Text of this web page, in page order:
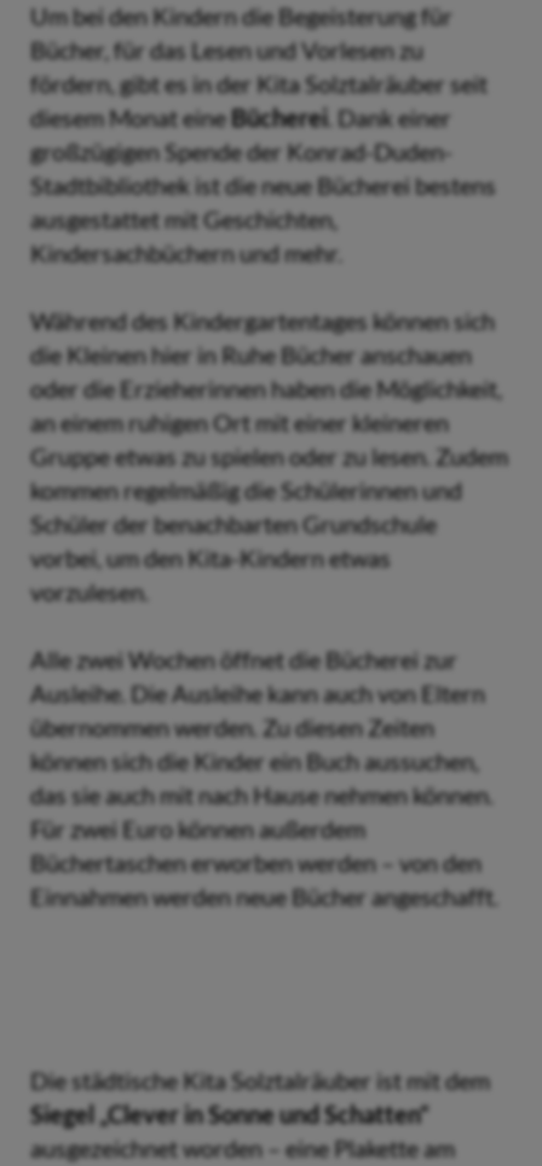
Um bei den Kindern die Begeisterung für
Bücher, für das Lesen und Vorlesen zu
fördern, gibt es in der Kita Solztalräuber seit
diesem Monat eineBücherei. Dank einer
großzügigen Spende der Konrad-Duden-
Stadtbibliothek ist die neue Bücherei bestens
ausgestattet mit Geschichten,
Kindersachbüchern und mehr.
Während des Kindergartentages können sich
die Kleinen hier in Ruhe Bücher anschauen
oder die Erzieherinnen haben die Möglichkeit,
an einem ruhigen Ort mit einer kleineren
Gruppe etwas zu spielen oder zu lesen. Zudem
kommen regelmäßig die Schülerinnen und
Schüler der benachbarten Grundschule
vorbei, um den Kita-Kindern etwas
vorzulesen.
Alle zwei Wochen öffnet die Bücherei zur
Ausleihe. Die Ausleihe kann auch von Eltern
übernommen werden. Zu diesen Zeiten
können sich die Kinder ein Buch aussuchen,
das sie auch mit nach Hause nehmen können.
Für zwei Euro können außerdem
Büchertaschen erworben werden – von den
Einnahmen werden neue Bücher angeschafft.
Die städtische Kita Solztalräuber ist mit dem
Siegel „Clever in Sonne und Schatten“
ausgezeichnet worden – eine Plakette am